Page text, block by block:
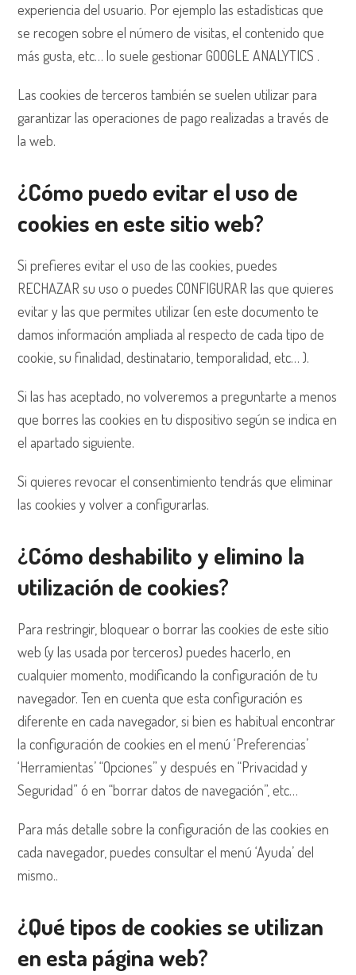
experiencia del usuario. Por ejemplo las estadísticas que
se recogen sobre el número de visitas, el contenido que
más gusta, etc… lo suele gestionar GOOGLE ANALYTICS .
Las cookies de terceros también se suelen utilizar para
garantizar las operaciones de pago realizadas a través de
la web.
¿Cómo puedo evitar el uso de
cookies en este sitio web?
Si prefieres evitar el uso de las cookies, puedes
RECHAZAR su uso o puedes CONFIGURAR las que quieres
evitar y las que permites utilizar (en este documento te
damos información ampliada al respecto de cada tipo de
cookie, su finalidad, destinatario, temporalidad, etc… ).
Si las has aceptado, no volveremos a preguntarte a menos
que borres las cookies en tu dispositivo según se indica en
el apartado siguiente.
Si quieres revocar el consentimiento tendrás que eliminar
las cookies y volver a configurarlas.
¿Cómo deshabilito y elimino la
utilización de cookies?
Para restringir, bloquear o borrar las cookies de este sitio
web (y las usada por terceros) puedes hacerlo, en
cualquier momento, modificando la configuración de tu
navegador. Ten en cuenta que esta configuración es
diferente en cada navegador, si bien es habitual encontrar
la configuración de cookies en el menú ‘Preferencias’
‘Herramientas’ “Opciones” y después en “Privacidad y
Seguridad” ó en “borrar datos de navegación”, etc…
Para más detalle sobre la configuración de las cookies en
cada navegador, puedes consultar el menú ‘Ayuda’ del
mismo..
¿Qué tipos de cookies se utilizan
en esta página web?